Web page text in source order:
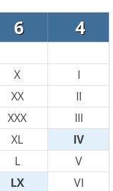
6 4
X
I
XX
II
XXX
III
XL
IV
L
V
LX
VI